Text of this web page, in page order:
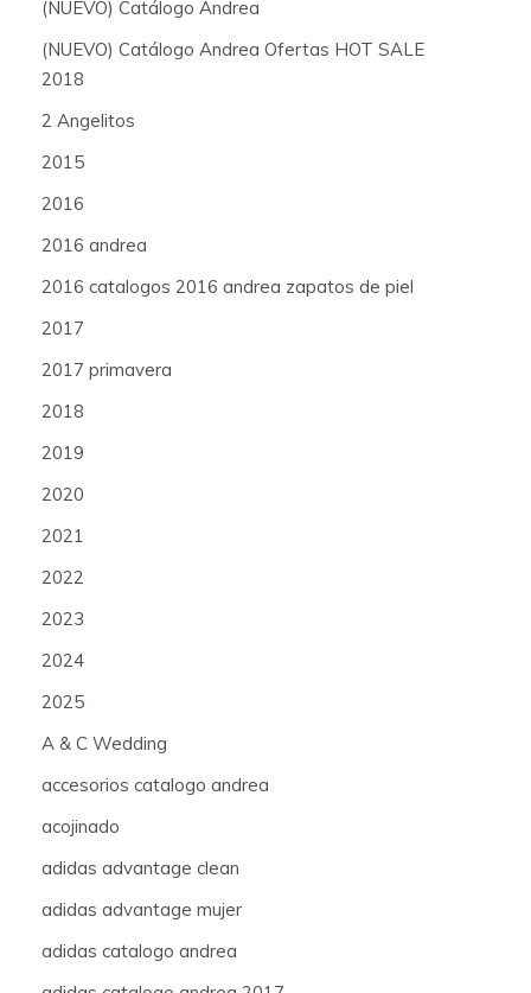
(NUEVO) Catálogo Andrea
(NUEVO) Catálogo Andrea Ofertas HOT SALE
2018
2 Angelitos
2015
2016
2016 andrea
2016 catalogos 2016 andrea zapatos de piel
2017
2017 primavera
2018
2019
2020
2021
2022
2023
2024
2025
A & C Wedding
accesorios catalogo andrea
acojinado
adidas advantage clean
adidas advantage mujer
adidas catalogo andrea